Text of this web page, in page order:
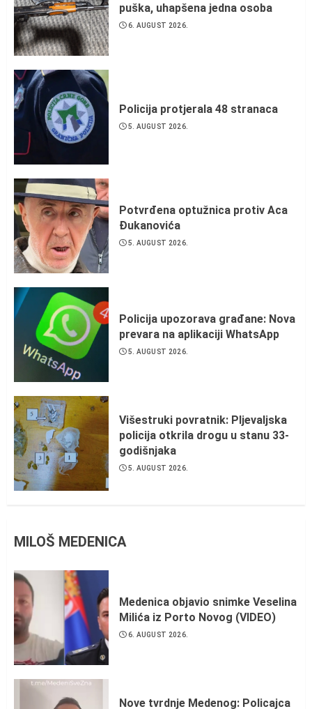
puška, uhapšena jedna osoba
6. AUGUST 2026.
Policija protjerala 48 stranaca
5. AUGUST 2026.
Potvrđena optužnica protiv Aca
Đukanovića
5. AUGUST 2026.
Policija upozorava građane: Nova
prevara na aplikaciji WhatsApp
5. AUGUST 2026.
Višestruki povratnik: Pljevaljska
policija otkrila drogu u stanu 33-
godišnjaka
5. AUGUST 2026.
MILOŠ MEDENICA
Medenica objavio snimke Veselina
Milića iz Porto Novog (VIDEO)
6. AUGUST 2026.
Nove tvrdnje Medenog: Policajca